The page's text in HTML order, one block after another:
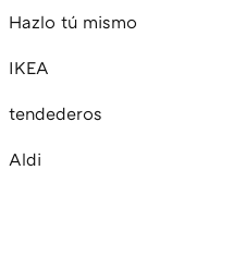
Hazlo tú mismo
IKEA
tendederos
Aldi